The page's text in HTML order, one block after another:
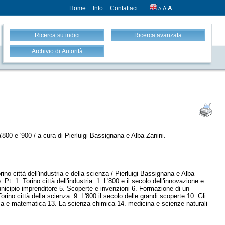
Home Info Contattaci A A A
Ricerca su indici Ricerca avanzata
Archivio di Autorità